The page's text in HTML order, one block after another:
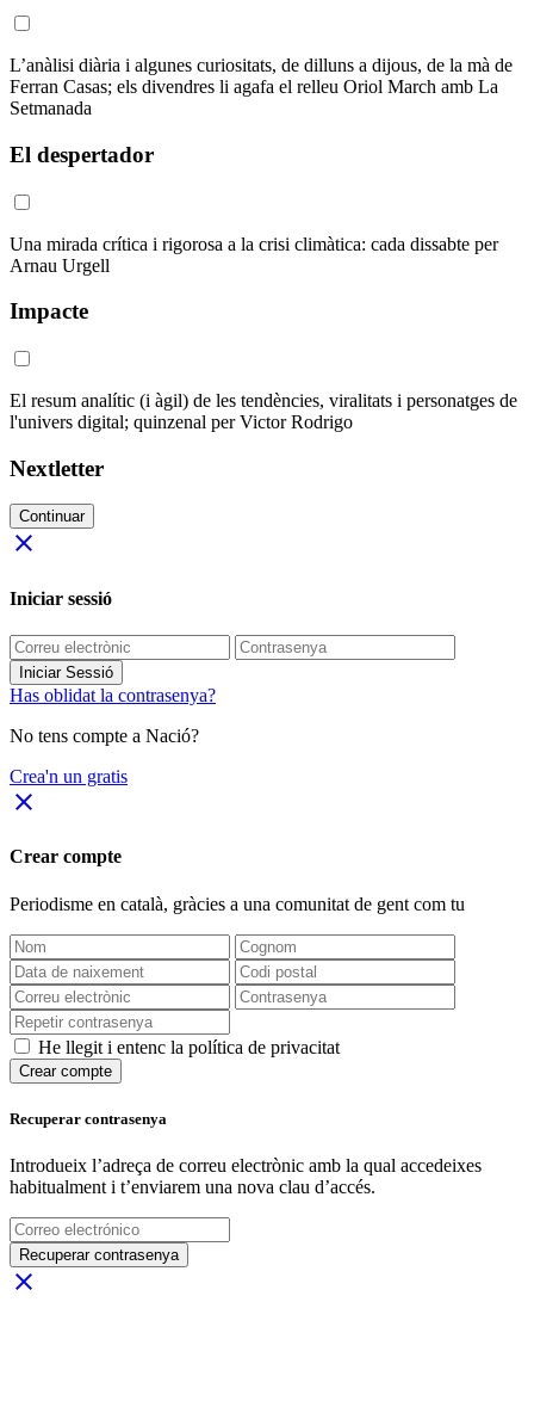
L’anàlisi diària i algunes curiositats, de dilluns a dijous, de la mà de
Ferran Casas; els divendres li agafa el relleu Oriol March amb La
Setmanada
El despertador
Una mirada crítica i rigorosa a la crisi climàtica: cada dissabte per
Arnau Urgell
Impacte
El resum analític (i àgil) de les tendències, viralitats i personatges de
l'univers digital; quinzenal per Victor Rodrigo
Nextletter
Continuar
close
Iniciar sessió
Iniciar Sessió
Has oblidat la contrasenya?
No tens compte a Nació?
Crea'n un gratis
close
Crear compte
Periodisme en català, gràcies a una comunitat de gent com tu
He llegit i entenc la política de privacitat
Crear compte
Recuperar contrasenya
Introdueix l’adreça de correu electrònic amb la qual accedeixes
habitualment i t’enviarem una nova clau d’accés.
Recuperar contrasenya
close